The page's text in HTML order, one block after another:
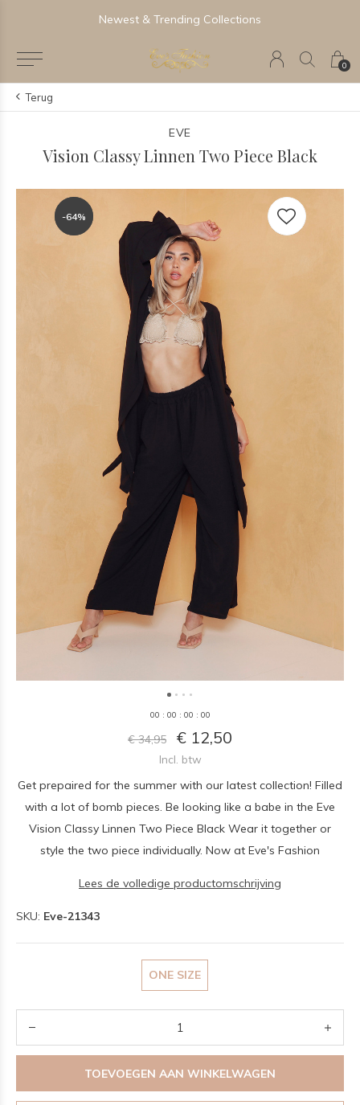
0
Newest & Trending Collections
Terug
EVE
Vision Classy Linnen Two Piece Black
-64%
-64%
00 : 00 : 00 : 00
€ 34,95 € 12,50
Incl. btw
Get prepaired for the summer with our latest collection! Filled
with a lot of bomb pieces. Be looking like a babe in the Eve
Vision Classy Linnen Two Piece Black Wear it together or
style the two piece individually. Now at Eve's Fashion
Lees de volledige productomschrijving
SKU: Eve-21343
ONE SIZE
TOEVOEGEN AAN WINKELWAGEN